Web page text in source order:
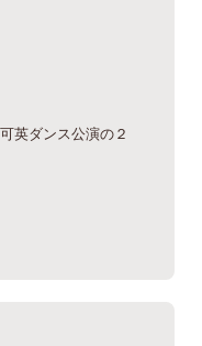
英ダンス公演の２